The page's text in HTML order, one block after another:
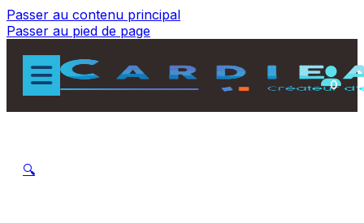
Passer au contenu principal
Passer au pied de page
0
🔍